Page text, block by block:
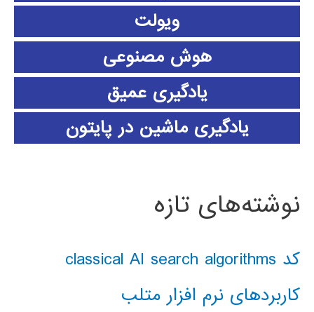
ویولت
هوش مصنوعی
یادگیری عمیق
یادگیری ماشین در پایتون
نوشته‌های تازه
کد classical AI search algorithms
کاربردهای نرم افزار متلب